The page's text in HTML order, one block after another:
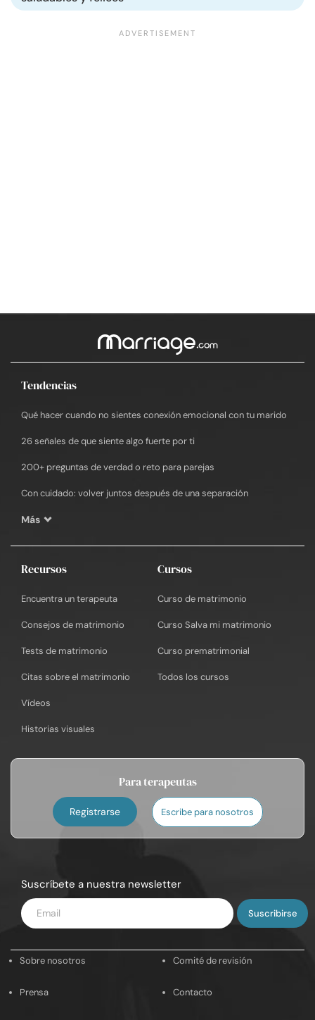
Tendencias
Qué hacer cuando no sientes conexión emocional con tu marido
26 señales de que siente algo fuerte por ti
200+ preguntas de verdad o reto para parejas
Con cuidado: volver juntos después de una separación
Más
Recursos
Encuentra un terapeuta
Consejos de matrimonio
Tests de matrimonio
Citas sobre el matrimonio
Vídeos
Historias visuales
Cursos
Curso de matrimonio
Curso Salva mi matrimonio
Curso prematrimonial
Todos los cursos
Para terapeutas
Registrarse Escribe para nosotros
Suscríbete a nuestra newsletter
Introduce
tu
Sobre nosotros Comité de revisión
Prensa Contacto